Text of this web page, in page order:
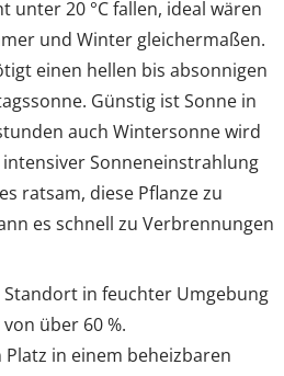
unter 20 °C fallen, ideal wären
und Winter gleichermaßen.
einen hellen bis absonnigen
Günstig ist Sonne in
auch Wintersonne wird
Sonneneinstrahlung
ratsam, diese Pflanze zu
es schnell zu Verbrennungen
in feuchter Umgebung
über 60 %.
in einem beheizbaren